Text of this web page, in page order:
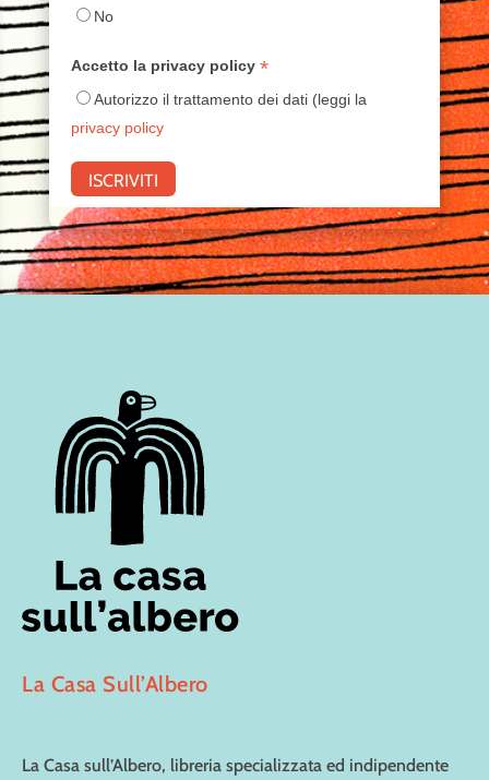
No
Accetto la privacy policy *
Autorizzo il trattamento dei dati (leggi la
privacy policy
La Casa Sull’Albero
La Casa sull’Albero, libreria specializzata ed indipendente